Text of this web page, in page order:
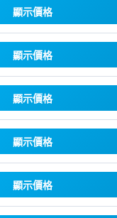
顯示價格
顯示價格
顯示價格
顯示價格
顯示價格